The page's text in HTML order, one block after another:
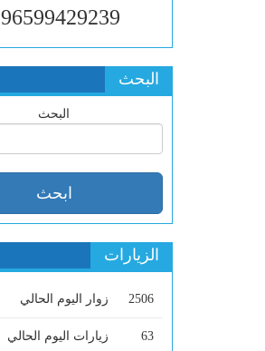
96599429239+
البحث
البحث
الزيارات
2506 زوار اليوم الحالي
63 زيارات اليوم الحالي